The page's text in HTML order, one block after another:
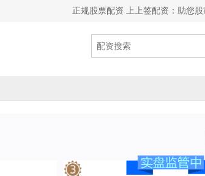
正规股票配资 上上签配资：助您股